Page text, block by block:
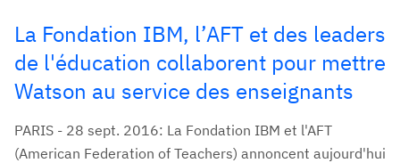
La Fondation IBM, l’AFT et des leaders
de l'éducation collaborent pour mettre
Watson au service des enseignants
PARIS - 28 sept. 2016: La Fondation IBM et l'AFT
(American Federation of Teachers) annoncent aujourd'hui